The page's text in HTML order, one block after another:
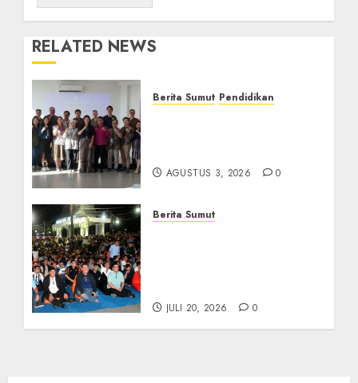
RELATED NEWS
Berita Sumut Pendidikan
AGUSTUS 3, 2026 0
Berita Sumut
JULI 20, 2026 0